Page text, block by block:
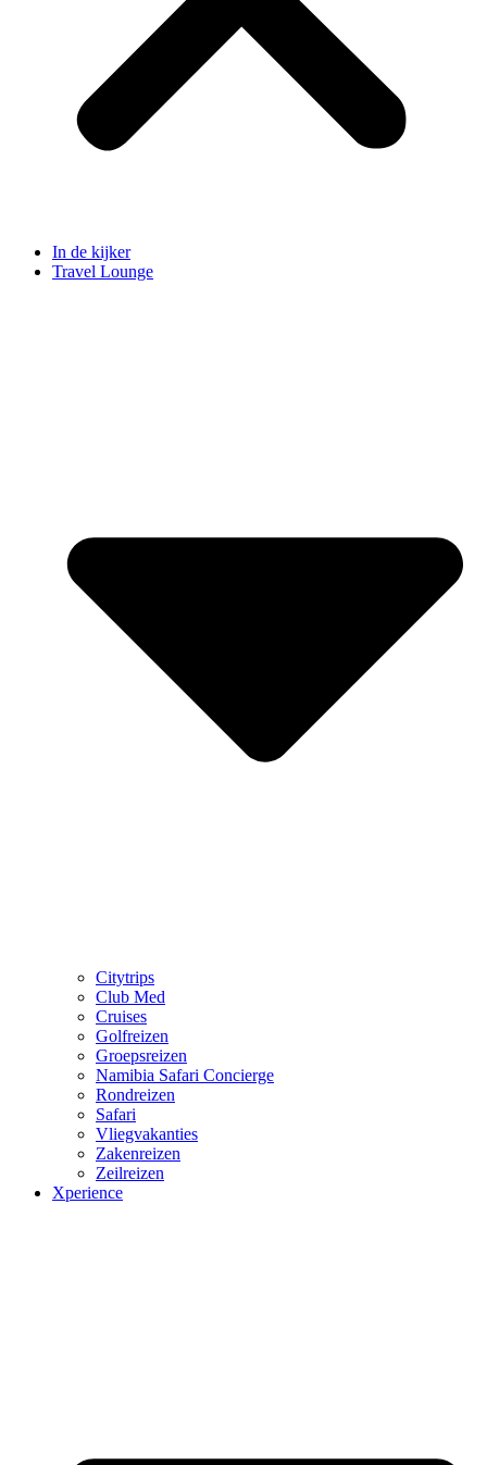
In de kijker
Travel Lounge
Citytrips
Club Med
Cruises
Golfreizen
Groepsreizen
Namibia Safari Concierge
Rondreizen
Safari
Vliegvakanties
Zakenreizen
Zeilreizen
Xperience